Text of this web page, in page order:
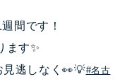
間です！
ます✨
見逃しなく👀💡#名古